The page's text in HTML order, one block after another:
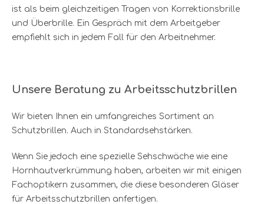
ist als beim gleichzeitigen Tragen von Korrektionsbrille
und Überbrille. Ein Gespräch mit dem Arbeitgeber
empfiehlt sich in jedem Fall für den Arbeitnehmer.
Unsere Beratung zu Arbeitsschutzbrillen
Wir bieten Ihnen ein umfangreiches Sortiment an
Schutzbrillen. Auch in Standardsehstärken.
Wenn Sie jedoch eine spezielle Sehschwäche wie eine
Hornhautverkrümmung haben, arbeiten wir mit einigen
Fachoptikern zusammen, die diese besonderen Gläser
für Arbeitsschutzbrillen anfertigen.